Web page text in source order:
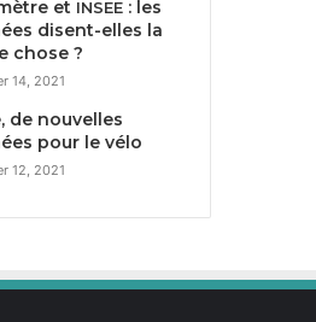
et INSEE : les
disent-elles la
chose ?
14, 2021
de nouvelles
pour le vélo
12, 2021